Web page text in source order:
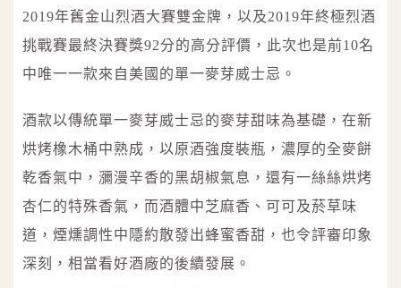
2019年舊金山烈酒大賽雙金牌，以及2019年終極烈酒
挑戰賽最終決賽獎92分的高分評價，此次也是前10名
中唯一一款來自美國的單一麥芽威士忌。
酒款以傳統單一麥芽威士忌的麥芽甜味為基礎，在新
烘烤橡木桶中熟成，以原酒強度裝瓶，濃厚的全麥餅
乾香氣中，瀰漫辛香的黑胡椒氣息，還有一絲絲烘烤
杏仁的特殊香氣，而酒體中芝麻香、可可及菸草味
道，煙燻調性中隱約散發出蜂蜜香甜，也令評審印象
深刻，相當看好酒廠的後續發展。